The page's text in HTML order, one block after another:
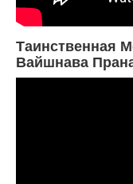
Таинственная
Вайшнава